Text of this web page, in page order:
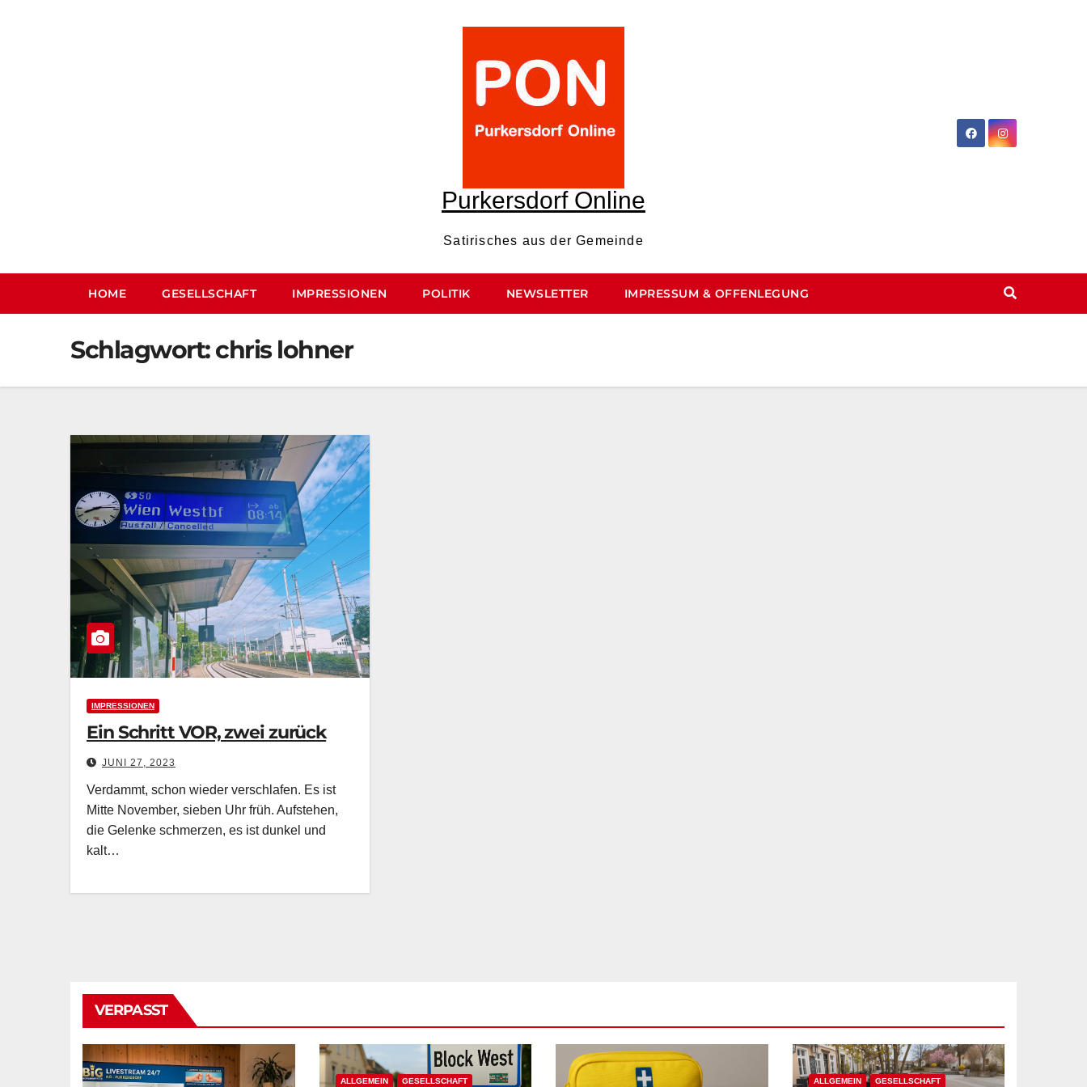
Purkersdorf Online
Satirisches aus der Gemeinde
HOME GESELLSCHAFT IMPRESSIONEN POLITIK NEWSLETTER IMPRESSUM & OFFENLEGUNG
Schlagwort:chris lohner
IMPRESSIONEN
Ein Schritt VOR, zwei zurück
JUNI 27, 2023
Verdammt, schon wieder verschlafen. Es ist
Mitte November, sieben Uhr früh. Aufstehen,
die Gelenke schmerzen, es ist dunkel und
kalt…
VERPASST
ALLGEMEIN GESELLSCHAFT ALLGEMEIN GESELLSCHAFT